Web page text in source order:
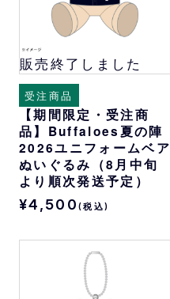
販売終了しました
受注商品
【期間限定・受注商
品】Buffaloes夏の陣
2026ユニフォームベア
ぬいぐるみ（8月中旬
より順次発送予定）
¥4,500 (税込)